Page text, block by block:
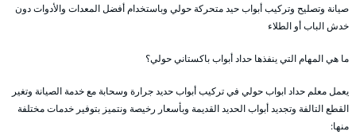
صيانة وتصليح وتركيب أبواب حيد متحركة حولي وباستخدام أفضل المعدات والأدوات دون
خدش الباب أو الطلاء
ما هي المهام التي ينفذها حداد أبواب باكستاني حولي؟
يعمل معلم حداد ابواب حولي في تركيب أبواب حديد جرارة وسحابة مع خدمة الصيانة وتغير
القطع التالفة وتجديد أبواب الحديد القديمة وبأسعار رخيصة ونتميز بتوفير خدمات مختلفة
منها: